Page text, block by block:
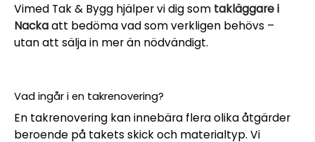
Vimed Tak & Bygg hjälper vi dig som takläggare i
Nackaatt bedöma vad som verkligen behövs –
utan att sälja in mer än nödvändigt.
Vad ingår i en takrenovering?
En takrenovering kan innebära flera olika åtgärder
beroende på takets skick och materialtyp. Vi